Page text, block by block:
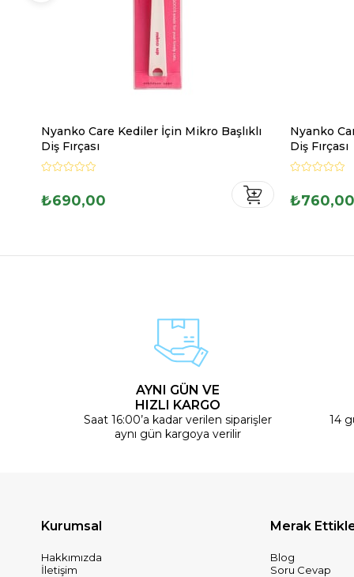
Nyanko Care Kediler İçin Mikro Başlıklı
Diş Fırçası
₺690,00
Nyanko
Diş Fırçası
₺760,00
AYNI GÜN VE
HIZLI KARGO
Saat 16:00’a kadar verilen siparişler
aynı gün kargoya verilir
14
Kurumsal
Hakkımızda
İletişim
Merak
Blog
Soru Cevap